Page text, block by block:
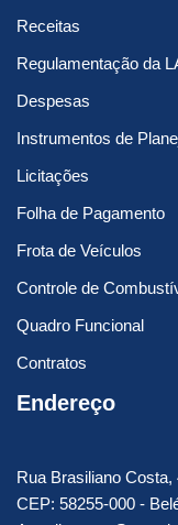
Receitas
Regulamentação da
Despesas
Instrumentos de
Licitações
Folha de Pagamento
Frota de Veículos
Controle de
Quadro Funcional
Contratos
Endereço
Rua Brasiliano Costa,
CEP: 58255-000 -